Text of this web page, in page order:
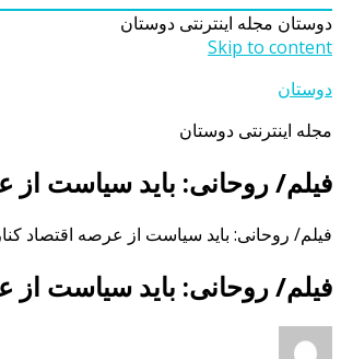
دوستان مجله اینترنتی دوستان
Skip to content
دوستان
مجله اینترنتی دوستان
فیلم/ روحانی: باید سیاست از
فیلم/ روحانی: باید سیاست از عرصه اقتصاد
فیلم/ روحانی: باید سیاست از